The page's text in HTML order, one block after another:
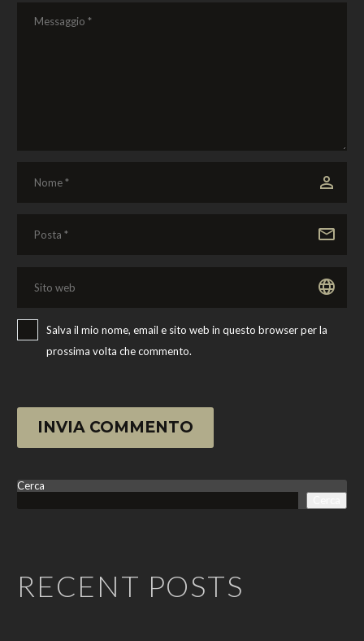
Salva il mio nome, email e sito web in questo browser per la
prossima volta che commento.
INVIA COMMENTO
Cerca
RECENT POSTS